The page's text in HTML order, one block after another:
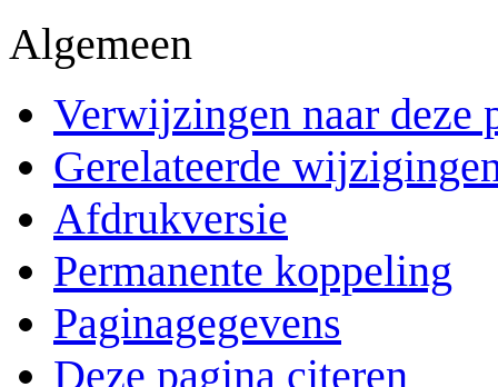
Algemeen
Verwijzingen naar deze
Gerelateerde
Afdrukversie
Permanente koppeling
Paginagegevens
Deze pagina citeren